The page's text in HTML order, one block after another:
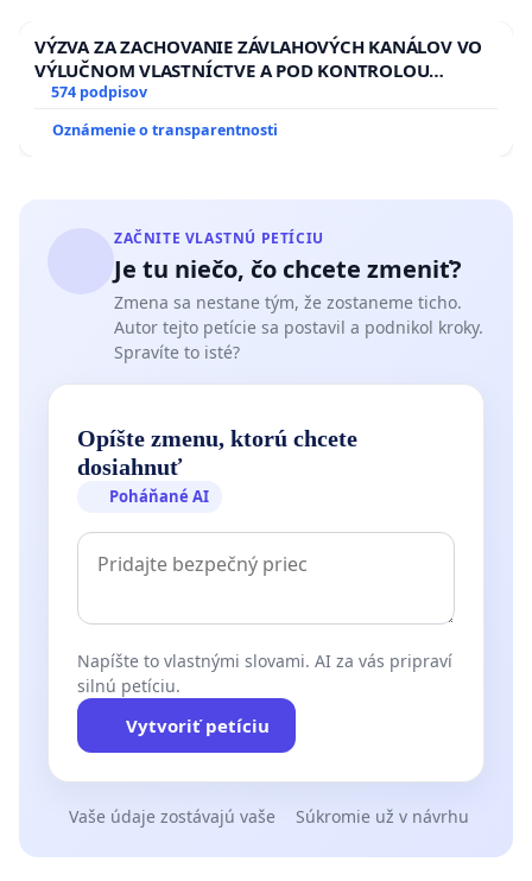
VÝZVA ZA ZACHOVANIE ZÁVLAHOVÝCH KANÁLOV VO
VÝLUČNOM VLASTNÍCTVE A POD KONTROLOU
SLOVENSKEJ REPUBLIKY & žiadosť na riešenie
zanedbaného stavu závlahových a odvodňovacích
kanálov na Slovensku
574 podpisov
Oznámenie o transparentnosti
ZAČNITE VLASTNÚ PETÍCIU
Je tu niečo, čo chcete zmeniť?
Zmena sa nestane tým, že zostaneme ticho.
Autor tejto petície sa postavil a podnikol kroky.
Spravíte to isté?
Opíšte zmenu, ktorú chcete
dosiahnuť
Poháňané AI
Napíšte to vlastnými slovami. AI za vás pripraví
silnú petíciu.
Vytvoriť petíciu
Vaše údaje zostávajú vaše Súkromie už v návrhu